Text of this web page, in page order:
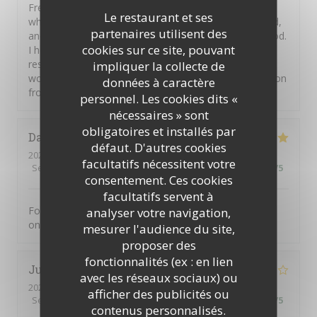
Le restaurant et ses
partenaires utilisent des
cookies sur ce site, pouvant
impliquer la collecte de
données à caractère
personnel. Les cookies dits «
nécessaires » sont
obligatoires et installés par
défaut. D'autres cookies
facultatifs nécessitent votre
consentement. Ces cookies
facultatifs servent à
analyser votre navigation,
mesurer l'audience du site,
proposer des
fonctionnalités (ex : en lien
avec les réseaux sociaux) ou
afficher des publicités ou
contenus personnalisés.
French deserts were on offer. This was a restaurant
where the chef takes care and pride in the food served,
and you can feel the love the French have for their food.
I heartily recommend this restaurant but you should
reserve a table in advance. Thank you Hugue and
wonderful staff. Au revoir Carmel and Shaun on vacation
from New Zealand and Ireland.
David
2026-08-01
- 21:00 - Couverts 5
Service
/5 Ambiance: 5 /5 Cuisine:5/5 Qualité / Prix /5
Food was excellent. Not a tourist trap. Just great food
on an ever changing menu.
Juliette
2026-07-31
- 21:30 - Couverts 2
Service
Ambiance :5/5 Cuisine:4/5 Qualité / Prix /5